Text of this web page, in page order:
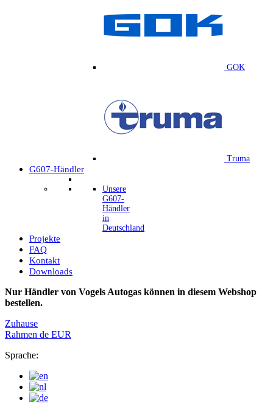
GOK
Truma
G607-Händler
Unsere
G607-
Händler
in
Deutschland
Projekte
FAQ
Kontakt
Downloads
Nur Händler von Vogels Autogas können in diesem Webshop
bestellen.
Zuhause
Rahmen de EUR
Sprache: